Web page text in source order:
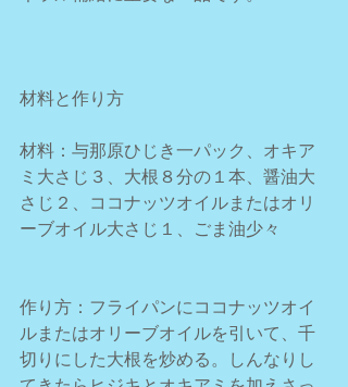
材料と作り方
材料：与那原ひじき一パック、オキア
ミ大さじ３、大根８分の１本、醤油大
さじ２、ココナッツオイルまたはオリ
ーブオイル大さじ１、ごま油少々
作り方：フライパンにココナッツオイ
ルまたはオリーブオイルを引いて、千
切りにした大根を炒める。しんなりし